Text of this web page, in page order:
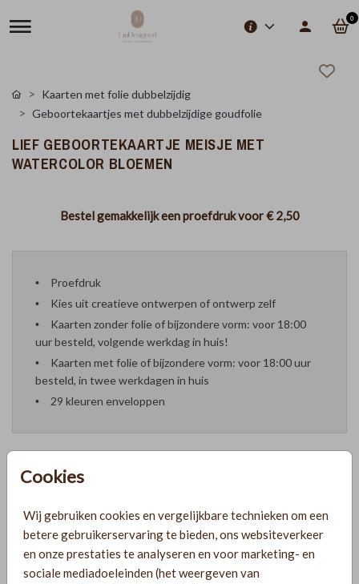
0
Cookies
Wij gebruiken cookies en vergelijkbare technieken om een
betere gebruikerservaring te bieden, ons websiteverkeer
en onze prestaties te analyseren en voor marketing- en
sociale mediadoeleinden (het weergeven van
Kaarten met folie dubbelzijdig
Geboortekaartjes met dubbelzijdige goudfolie
LIEF GEBOORTEKAARTJE MEISJE MET
WATERCOLOR BLOEMEN
Bestel gemakkelijk een proefdruk voor€ 2,50
Proefdruk
Kies uit creatieve ontwerpen of ontwerp zelf
Kaarten zonder folie of bijzondere vorm: voor 18:00
uur besteld, volgende werkdag in huis!
Kaarten met folie of bijzondere vorm: voor 18:00 uur
besteld, in twee werkdagen in huis
29 kleuren enveloppen
PRODUCTINFORMATIE